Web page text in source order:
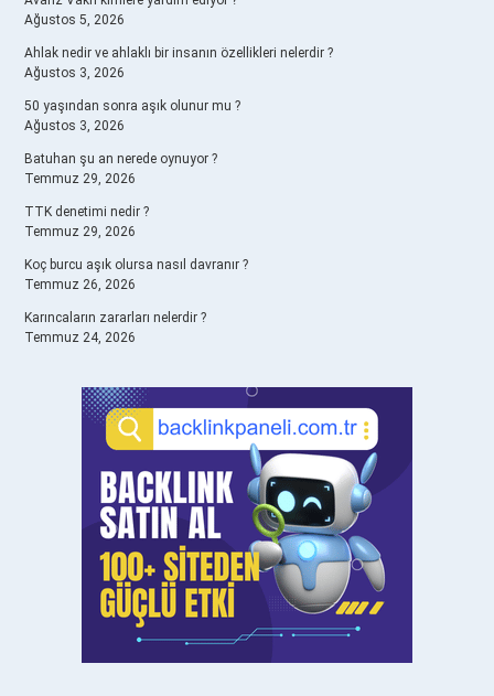
Ağustos 5, 2026
Ahlak nedir ve ahlaklı bir insanın özellikleri nelerdir ?
Ağustos 3, 2026
50 yaşından sonra aşık olunur mu ?
Ağustos 3, 2026
Batuhan şu an nerede oynuyor ?
Temmuz 29, 2026
TTK denetimi nedir ?
Temmuz 29, 2026
Koç burcu aşık olursa nasıl davranır ?
Temmuz 26, 2026
Karıncaların zararları nelerdir ?
Temmuz 24, 2026